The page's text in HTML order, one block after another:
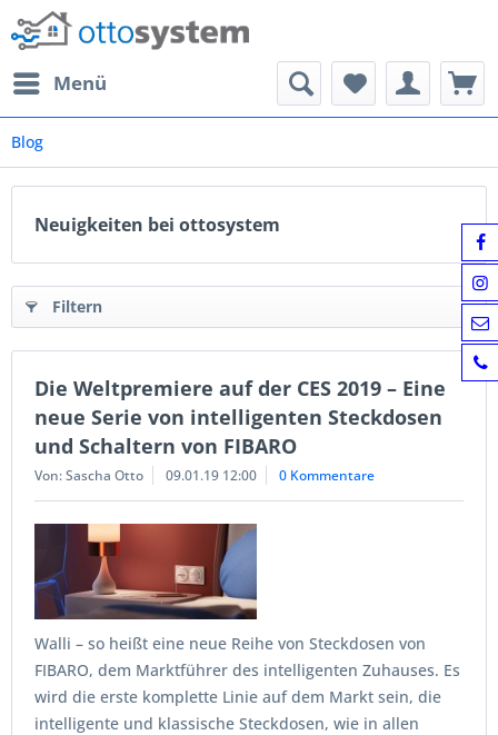
Menü
Blog
Neuigkeiten bei ottosystem
Filtern
Die Weltpremiere auf der CES 2019 – Eine
neue Serie von intelligenten Steckdosen
und Schaltern von FIBARO
Von: Sascha Otto 09.01.19 12:00 0 Kommentare
Walli – so heißt eine neue Reihe von Steckdosen von
FIBARO, dem Marktführer des intelligenten Zuhauses. Es
wird die erste komplette Linie auf dem Markt sein, die
intelligente und klassische Steckdosen, wie in allen